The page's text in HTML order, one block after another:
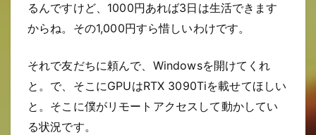
るんですけど、1000円あれば3日は生活できます
からね。その1,000円すら惜しいわけです。
それで友だちに頼んで、Windowsを開けてくれ
と。で、そこにGPUはRTX 3090Tiを載せてほしい
と。そこに僕がリモートアクセスして動かしてい
る状況です。